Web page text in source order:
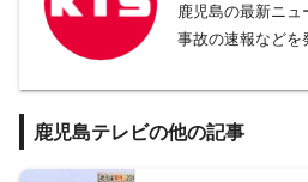
鹿児島の最新ニ
事故の速報などを
鹿児島テレビの他の記事